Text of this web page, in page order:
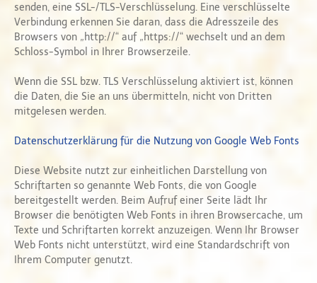
senden, eine SSL-/TLS-Verschlüsselung. Eine verschlüsselte
Verbindung erkennen Sie daran, dass die Adresszeile des
Browsers von „http://“ auf „https://“ wechselt und an dem
Schloss-Symbol in Ihrer Browserzeile.
Wenn die SSL bzw. TLS Verschlüsselung aktiviert ist, können
die Daten, die Sie an uns übermitteln, nicht von Dritten
mitgelesen werden.
Datenschutzerklärung für die Nutzung von Google Web Fonts
Diese Website nutzt zur einheitlichen Darstellung von
Schriftarten so genannte Web Fonts, die von Google
bereitgestellt werden. Beim Aufruf einer Seite lädt Ihr
Browser die benötigten Web Fonts in ihren Browsercache, um
Texte und Schriftarten korrekt anzuzeigen. Wenn Ihr Browser
Web Fonts nicht unterstützt, wird eine Standardschrift von
Ihrem Computer genutzt.